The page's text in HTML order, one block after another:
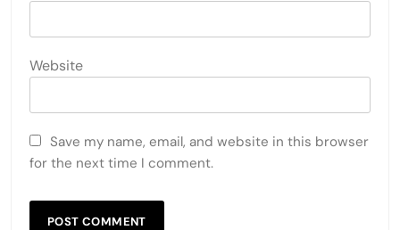
Website
Save my name, email, and website in this browser
for the next time I comment.